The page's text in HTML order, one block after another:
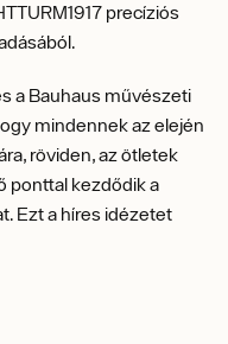
precíziós
a Bauhaus művészeti
mindennek az elején
röviden, az ötletek
ponttal kezdődik a
Ezt a híres idézetet